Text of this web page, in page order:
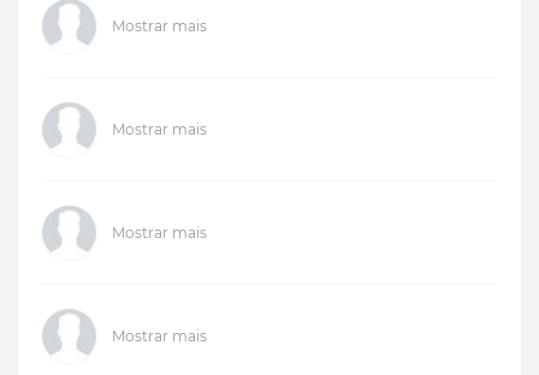
Mostrar mais
Mostrar mais
Mostrar mais
Mostrar mais